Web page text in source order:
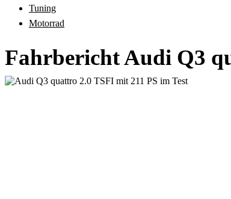
Tuning
Motorrad
Fahrbericht Audi Q3